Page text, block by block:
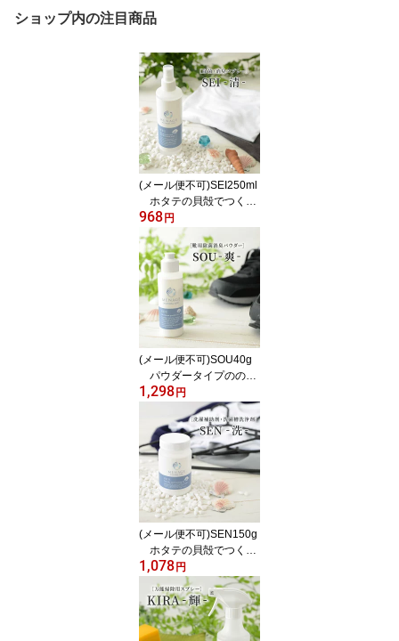
ショップ内の注目商品
(メール便不可)SEI250ml
ホタテの貝殻でつくっ
た除菌消臭スプレー メ
ナージュナチュラルライ
フ MENAGE NATURAL
LIFE SEI-清-
968円
(メール便不可)SOU40g
パウダータイプのの靴
用消臭剤 メナージュナ
チュラルライフ MENA
GE NATURAL LIFE SOU
-爽-
1,298円
(メール便不可)SEN150g
ホタテの貝殻でつくっ
た洗濯用補助剤 メナー
ジュナチュラルライフ
MENAGE NATURAL LIF
E SEN-洗-
1,078円